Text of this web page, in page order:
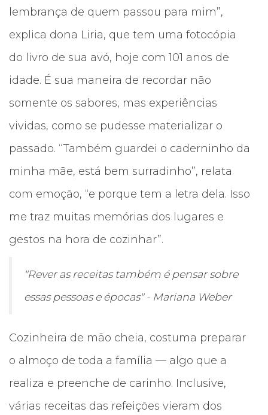
lembrança de quem passou para mim”,
explica dona Liria, que tem uma fotocópia
do livro de sua avó, hoje com 101 anos de
idade. É sua maneira de recordar não
somente os sabores, mas experiências
vividas, como se pudesse materializar o
passado. “Também guardei o caderninho da
minha mãe, está bem surradinho”, relata
com emoção, “e porque tem a letra dela. Isso
me traz muitas memórias dos lugares e
gestos na hora de cozinhar”.
"Rever as receitas também é pensar sobre
essas pessoas e épocas" - Mariana Weber
Cozinheira de mão cheia, costuma preparar
o almoço de toda a família — algo que a
realiza e preenche de carinho. Inclusive,
várias receitas das refeições vieram dos